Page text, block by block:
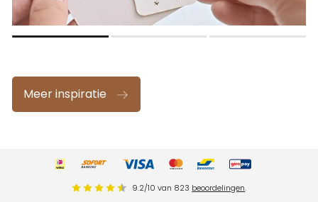
Meer inspiratie
9.2/10 van 823 beoordelingen.